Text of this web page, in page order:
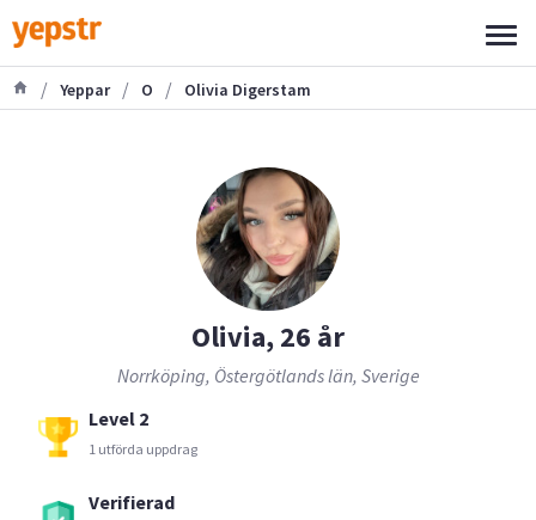
/ Yeppar / O / Olivia Digerstam
Olivia, 26 år
Norrköping, Östergötlands län, Sverige
Level 2
1 utförda uppdrag
Verifierad